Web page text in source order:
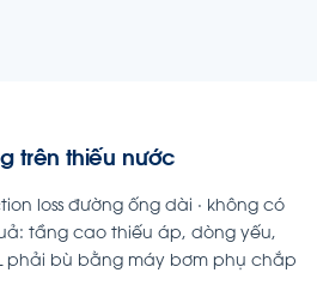
trên thiếu nước
loss đường ống dài · không có
tầng cao thiếu áp, dòng yếu,
phải bù bằng máy bơm phụ chắp